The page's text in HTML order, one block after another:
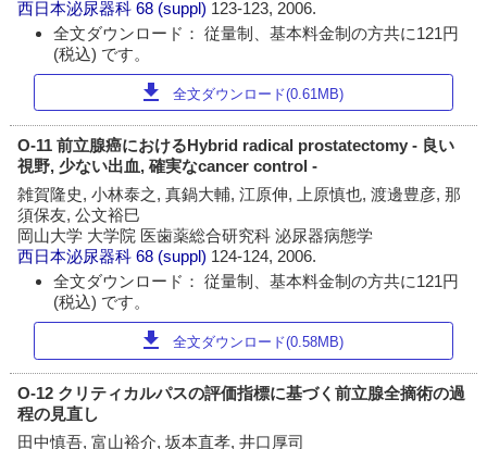
西日本泌尿器科 68 (suppl) 123-123, 2006.
全文ダウンロード： 従量制、基本料金制の方共に121円
(税込) です。
download 全文ダウンロード(0.61MB)
O-11 前立腺癌におけるHybrid radical prostatectomy - 良い
視野, 少ない出血, 確実なcancer control -
雑賀隆史, 小林泰之, 真鍋大輔, 江原伸, 上原慎也, 渡邊豊彦, 那
須保友, 公文裕巳
岡山大学 大学院 医歯薬総合研究科 泌尿器病態学
西日本泌尿器科 68 (suppl) 124-124, 2006.
全文ダウンロード： 従量制、基本料金制の方共に121円
(税込) です。
download 全文ダウンロード(0.58MB)
O-12 クリティカルパスの評価指標に基づく前立腺全摘術の過
程の見直し
田中慎吾, 富山裕介, 坂本直孝, 井口厚司